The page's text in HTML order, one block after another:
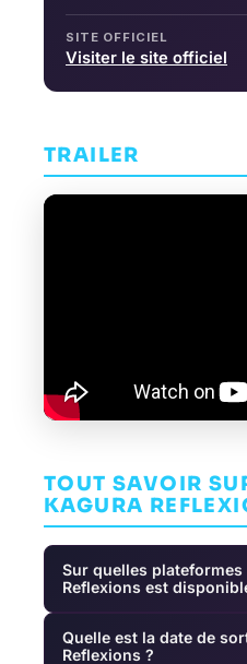
SITE OFFICIEL
Visiter le site officiel
TRAILER
TOUT SAVOIR
KAGURA
Sur quelles plateformes
Reflexions est
Quelle est la date de
Reflexions ?